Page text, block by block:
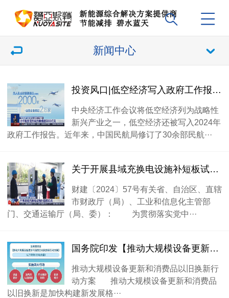
新闻中心
投资风口|低空经济写入政府工作报告，列入战略性新兴产业
中央经济工作会议将低空经济列为战略性
新兴产业之一，低空经济还被写入2024年
政府工作报告。近年来，中国民航局修订了30余部民航···
关于开展县域充换电设施补短板试点工作的通知
财建〔2024〕57号有关省、自治区、直辖
市财政厅（局）、工业和信息化主管部
门、交通运输厅（局、委）： 为贯彻落实党中···
国务院印发【推动大规模设备更新和消费品以旧换新行动方案】
推动大规模设备更新和消费品以旧换新行
动方案 推动大规模设备更新和消费品
以旧换新是加快构建新发展格···